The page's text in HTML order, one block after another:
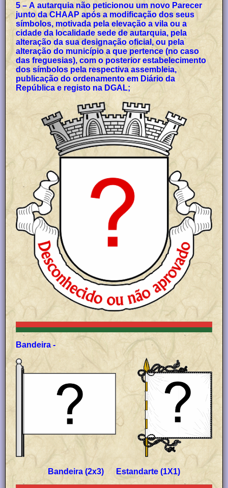
5 – A autarquia não peticionou um novo Parecer
junto da CHAAP após a modificação dos seus
símbolos, motivada pela elevação a vila ou a
cidade da localidade sede de autarquia, pela
alteração da sua designação oficial, ou pela
alteração do município a que pertence (no caso
das freguesias), com o posterior estabelecimento
dos símbolos pela respectiva assembleia,
publicação do ordenamento em Diário da
República e registo na DGAL;
Bandeira -
Bandeira (2x3) Estandarte (1X1)